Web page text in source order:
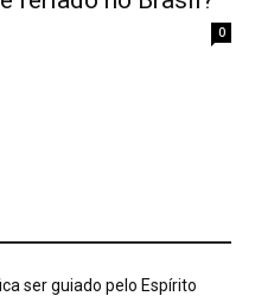
0
ser guiado pelo Espírito